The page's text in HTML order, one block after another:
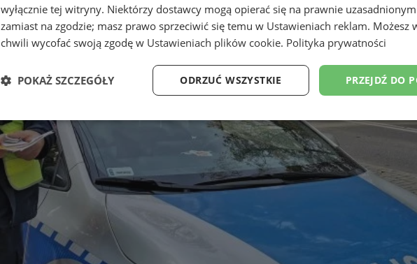
wyłącznie tej witryny. Niektórzy dostawcy mogą opierać się na prawnie
zamiast na zgodzie; masz prawo sprzeciwić się temu w Ustawieniach reklam. Możesz
chwili wycofać swoją zgodę w Ustawieniach plików cookie. Polityka prywatności
PRZEJDŹ DO
ODRZUĆ WSZYSTKIE
POKAŻ SZCZEGÓŁY
Niezbędne Wydajność Targetowanie Funkcjonalność
Niezbędne Targetowanie Funkcjonalność
Niezbędne pliki cookie umożliwiają korzystanie z podstawowych funkcji strony internetowej, takich jak
zarządzanie kontem. Bez niezbędnych plików cookie nie można prawidłowo korzystać ze strony internetowej.